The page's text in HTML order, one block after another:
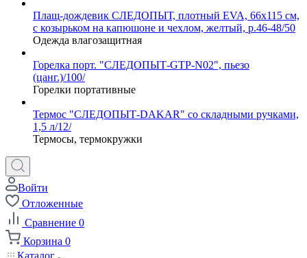
Плащ-дождевик СЛЕДОПЫТ, плотный EVA, 66х115 см,
с козырьком на капюшоне и чехлом, желтый, р.46-48/50
Одежда влагозащитная
Горелка порт. "СЛЕДОПЫТ-GTP-N02", пьезо
(цанг.)/100/
Горелки портативные
Термос "СЛЕДОПЫТ-DAKAR" со складными ручками,
1,5 л/12/
Термосы, термокружки
Войти
Отложенные
Сравнение 0
Корзина 0
Каталог